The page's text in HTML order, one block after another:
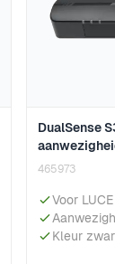
DualSense
465973
Voor
Kleur